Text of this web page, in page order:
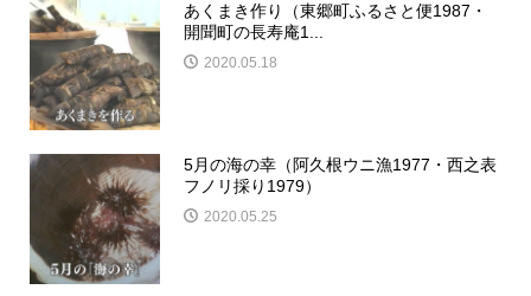
あくまき作り（東郷町ふるさと便1987・
開聞町の長寿庵1...
2020.05.18
5月の海の幸（阿久根ウニ漁1977・西之表
フノリ採り1979）
2020.05.25